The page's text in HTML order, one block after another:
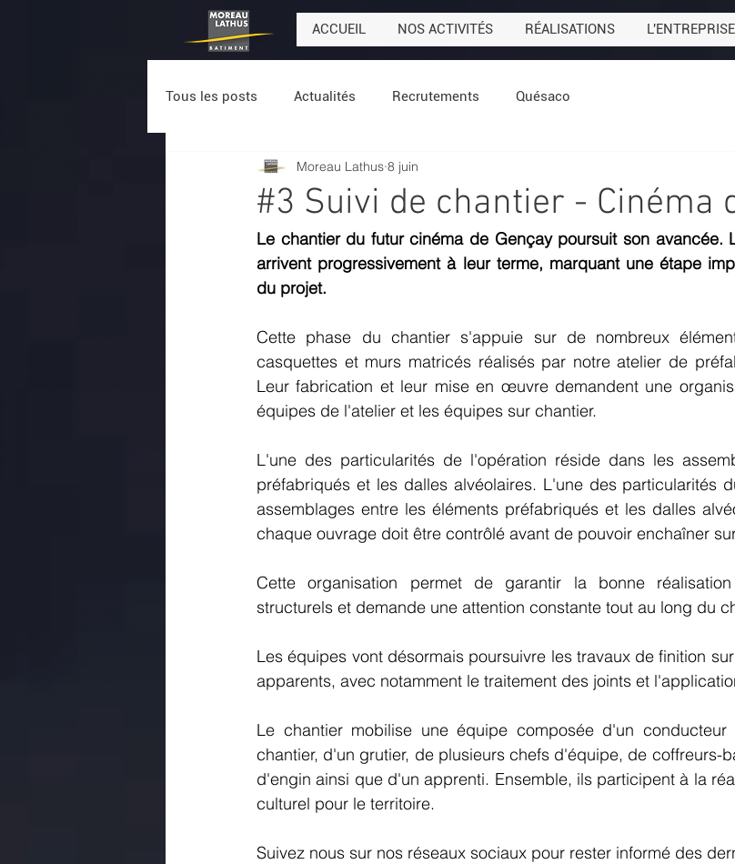
ACCUEIL NOS ACTIVITÉS RÉALISATIONS L'ENTREPRISE
Tous les posts Actualités Recrutements Quésaco
#3 Suivi de chantier - Cinéma
Moreau Lathus 8 juin
Le chantier du futur cinéma de Gençay poursuit son avancée.
arrivent progressivement à leur terme, marquant une étape
du projet.
Cette phase du chantier s'appuie sur de nombreux
casquettes et murs matricés réalisés par notre atelier de
Leur fabrication et leur mise en œuvre demandent une
équipes de l'atelier et les équipes sur chantier.
L'une des particularités de l'opération réside dans les
préfabriqués et les dalles alvéolaires. L'une des particularités
assemblages entre les éléments préfabriqués et les dalles
chaque ouvrage doit être contrôlé avant de pouvoir enchaîner
Cette organisation permet de garantir la bonne
structurels et demande une attention constante tout au long du
Les équipes vont désormais poursuivre les travaux de finition
apparents, avec notamment le traitement des joints et
Le chantier mobilise une équipe composée d'un
chantier, d'un grutier, de plusieurs chefs d'équipe, de coffreurs-
d'engin ainsi que d'un apprenti. Ensemble, ils participent à la
culturel pour le territoire.
Suivez nous sur nos réseaux sociaux pour rester informé des